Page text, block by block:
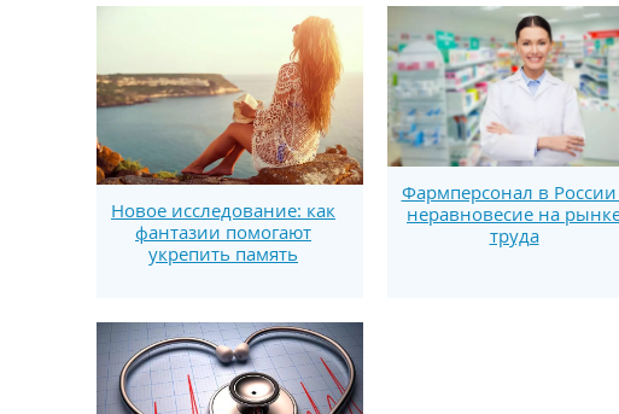
Новое исследование: как
фантазии помогают
укрепить память
Фармперсонал в
неравновесие на
труда